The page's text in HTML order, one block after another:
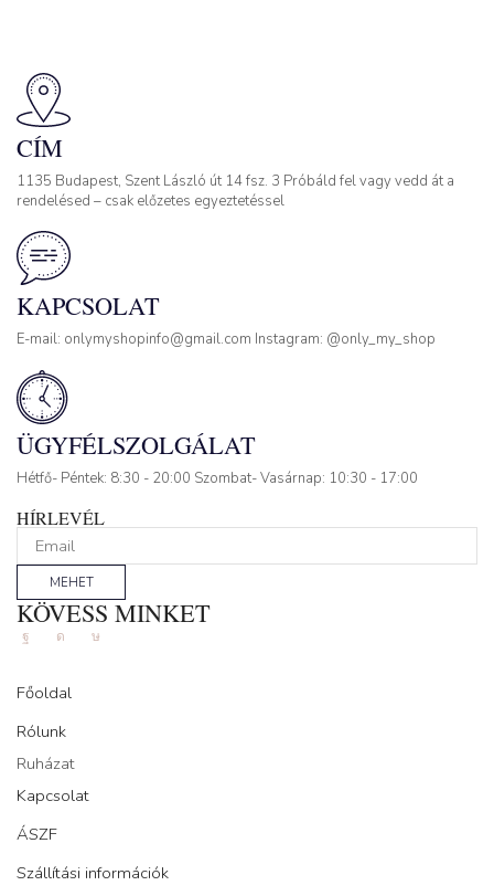
CÍM
1135 Budapest, Szent László út 14 fsz. 3 Próbáld fel vagy vedd át a
rendelésed – csak előzetes egyeztetéssel
KAPCSOLAT
E-mail: onlymyshopinfo@gmail.com Instagram: @only_my_shop
ÜGYFÉLSZOLGÁLAT
Hétfő- Péntek: 8:30 - 20:00 Szombat- Vasárnap: 10:30 - 17:00
HÍRLEVÉL
MEHET
KÖVESS MINKET
FacebookInstagram
Tik-
Főoldal
Rólunk
Ruházat
Kapcsolat
ÁSZF
Szállítási információk